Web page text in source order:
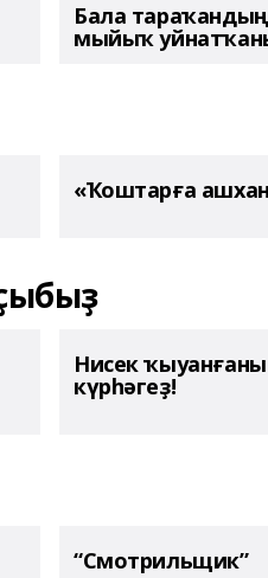
Бала тараҡандың
мыйыҡ
«Ҡоштарға
Нисек
күрһәгеҙ!
“Смотрильщик”